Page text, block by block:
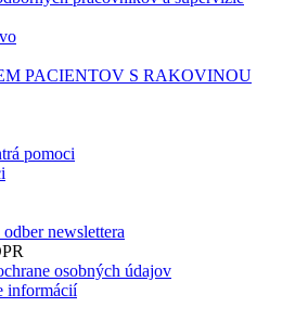
PACIENTOV S RAKOVINOU
pomoci
newslettera
osobných údajov
informácií